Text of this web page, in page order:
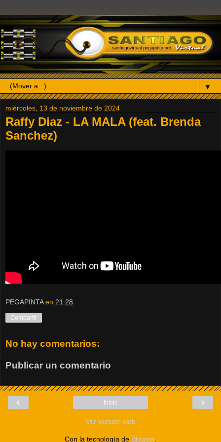
▼
miércoles, 13 de noviembre de 2024
Raffy Diaz - LA MALA (feat. Brenda
Sanchez)
PEGAPINTA en 21:28
Compartir
No hay comentarios:
Publicar un comentario
‹ ›
Inicio
Ver versión web
Con la tecnología de Blogger.